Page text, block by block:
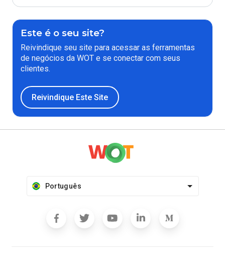
Este é o seu site?
Reivindique seu site para acessar as ferramentas
de negócios da WOT e se conectar com seus
clientes.
Reivindique Este Site
Português